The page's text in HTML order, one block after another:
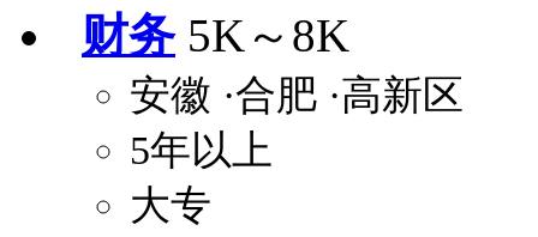
财务 5K～8K
安徽 ·合肥 ·高新区
5年以上
大专